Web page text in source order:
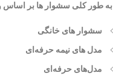
به طور کلی سشوار ها بر
سشوار های خانگی
مدل های نیمه حرفه‌ای
مدل‌های حرفه‌ای